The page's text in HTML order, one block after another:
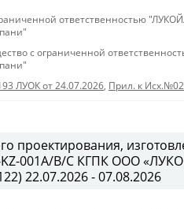
ответственностью
с ограниченной
ЛУОК от 24.07.2026, Прил. к
проектирования,
001A/B/C КГПК OOO
22.07.2026 - 07.08.2026